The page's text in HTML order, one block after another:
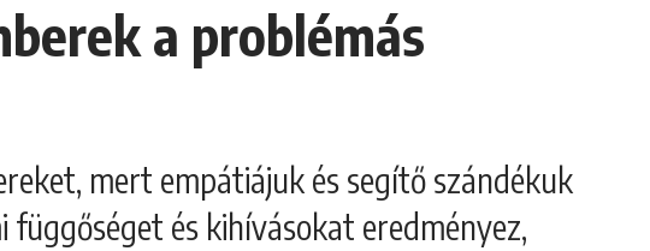
a problémás
mert empátiájuk és segítő szándékuk
és kihívásokat eredményez,